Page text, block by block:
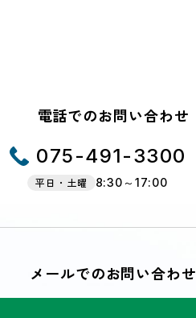
電話でのお問い合わせ
075-491-3300
平日・土曜 8:30～17:00
メールでのお問い合わせ